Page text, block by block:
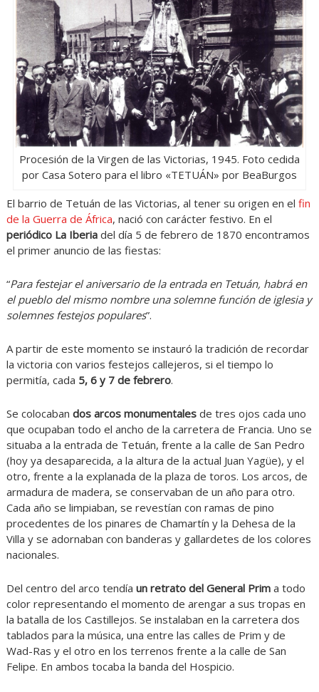
Procesión de la Virgen de las Victorias, 1945. Foto cedida
por Casa Sotero para el libro «TETUÁN» por BeaBurgos
El barrio de Tetuán de las Victorias, al tener su origen en el fin
de la Guerra de África, nació con carácter festivo. En el
periódico La Iberia del día 5 de febrero de 1870 encontramos
el primer anuncio de las fiestas:
“Para festejar el aniversario de la entrada en Tetuán, habrá en
el pueblo del mismo nombre una solemne función de iglesia y
solemnes festejos populares”.
A partir de este momento se instauró la tradición de recordar
la victoria con varios festejos callejeros, si el tiempo lo
permitía, cada 5, 6 y 7 de febrero.
Se colocaban dos arcos monumentalesde tres ojos cada uno
que ocupaban todo el ancho de la carretera de Francia. Uno se
situaba a la entrada de Tetuán, frente a la calle de San Pedro
(hoy ya desaparecida, a la altura de la actual Juan Yagüe), y el
otro, frente a la explanada de la plaza de toros. Los arcos, de
armadura de madera, se conservaban de un año para otro.
Cada año se limpiaban, se revestían con ramas de pino
procedentes de los pinares de Chamartín y la Dehesa de la
Villa y se adornaban con banderas y gallardetes de los colores
nacionales.
Del centro del arco tendía un retrato del General Prima todo
color representando el momento de arengar a sus tropas en
la batalla de los Castillejos. Se instalaban en la carretera dos
tablados para la música, una entre las calles de Prim y de
Wad-Ras y el otro en los terrenos frente a la calle de San
Felipe. En ambos tocaba la banda del Hospicio.